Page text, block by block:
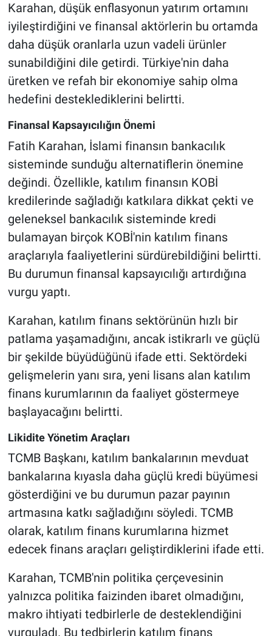
Karahan, düşük enflasyonun yatırım ortamını
iyileştirdiğini ve finansal aktörlerin bu ortamda
daha düşük oranlarla uzun vadeli ürünler
sunabildiğini dile getirdi. Türkiye'nin daha
üretken ve refah bir ekonomiye sahip olma
hedefini desteklediklerini belirtti.
Finansal Kapsayıcılığın Önemi
Fatih Karahan, İslami finansın bankacılık
sisteminde sunduğu alternatiflerin önemine
değindi. Özellikle, katılım finansın KOBİ
kredilerinde sağladığı katkılara dikkat çekti ve
geleneksel bankacılık sisteminde kredi
bulamayan birçok KOBİ'nin katılım finans
araçlarıyla faaliyetlerini sürdürebildiğini belirtti.
Bu durumun finansal kapsayıcılığı artırdığına
vurgu yaptı.
Karahan, katılım finans sektörünün hızlı bir
patlama yaşamadığını, ancak istikrarlı ve güçlü
bir şekilde büyüdüğünü ifade etti. Sektördeki
gelişmelerin yanı sıra, yeni lisans alan katılım
finans kurumlarının da faaliyet göstermeye
başlayacağını belirtti.
Likidite Yönetim Araçları
TCMB Başkanı, katılım bankalarının mevduat
bankalarına kıyasla daha güçlü kredi büyümesi
gösterdiğini ve bu durumun pazar payının
artmasına katkı sağladığını söyledi. TCMB
olarak, katılım finans kurumlarına hizmet
edecek finans araçları geliştirdiklerini ifade etti.
Karahan, TCMB'nin politika çerçevesinin
yalnızca politika faizinden ibaret olmadığını,
makro ihtiyati tedbirlerle de desteklendiğini
vurguladı. Bu tedbirlerin katılım finans